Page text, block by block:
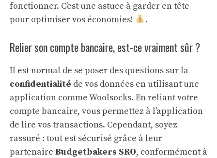
fonctionner. C’est une astuce à garder en tête
pour optimiser vos économies!
.
Relier son compte bancaire, est-ce vraiment sûr ?
Il est normal de se poser des questions sur la
confidentialité de vos données en utilisant une
application comme Woolsocks. En reliant votre
compte bancaire, vous permettez à l’application
de lire vos transactions. Cependant, soyez
rassuré : tout est sécurisé grâce à leur
partenaire Budgetbakers SRO, conformément à